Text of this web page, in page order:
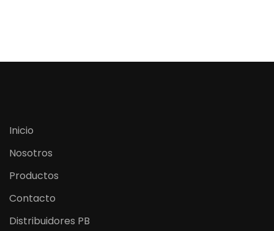
Inicio
Nosotros
Productos
Contacto
Distribuidores PB